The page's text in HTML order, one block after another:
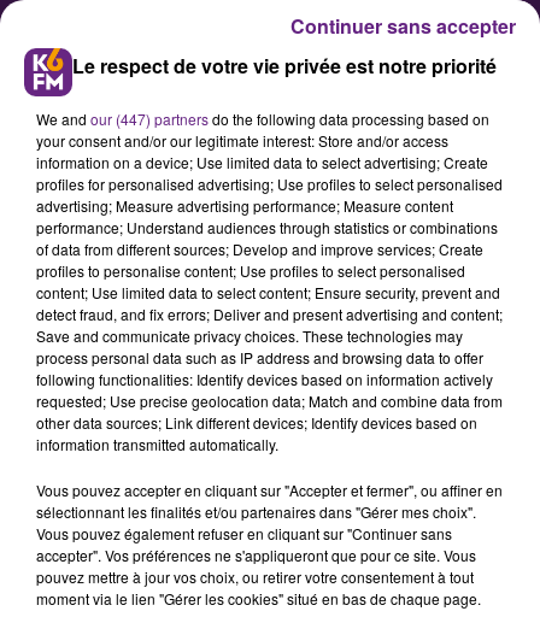
François Rebsamen affiche son
soutien à la vaccination contre
le COVID-19
Le maire de Dijon a réalisé ses
vœux de bonne année dans une
vidéo publiée ce mardi soir sur
enregistré depuis le théâtre Dijon
Bourgogne, François Rebsamen a
réaffirmé son soutien à la
vaccination contre le coronavirus.
Le respect de votre vie privée est notre priorité
We and our (447) partnersdo the following data processing based on
your consent and/or our legitimate interest: Store and/or access
information on a device; Use limited data to select advertising; Create
profiles for personalised advertising; Use profiles to select personalised
advertising; Measure advertising performance; Measure content
performance; Understand audiences through statistics or combinations
of data from different sources; Develop and improve services; Create
profiles to personalise content; Use profiles to select personalised
content; Use limited data to select content; Ensure security, prevent and
detect fraud, and fix errors; Deliver and present advertising and content;
Save and communicate privacy choices. These technologies may
process personal data such as IP address and browsing data to offer
following functionalities: Identify devices based on information actively
requested; Use precise geolocation data; Match and combine data from
other data sources; Link different devices; Identify devices based on
information transmitted automatically.
Vous pouvez accepter en cliquant sur "Accepter et fermer", ou affiner en
sélectionnant les finalités et/ou partenaires dans "Gérer mes choix".
Vous pouvez également refuser en cliquant sur "Continuer sans
accepter". Vos préférences ne s'appliqueront que pour ce site. Vous
pouvez mettre à jour vos choix, ou retirer votre consentement à tout
moment via le lien "Gérer les cookies" situé en bas de chaque page.
Continuer sans accepter